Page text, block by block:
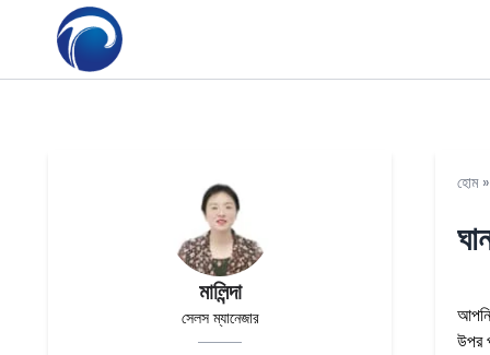
মালিন্দা
সেলস ম্যানেজার
হোম»
আপনি
উপর